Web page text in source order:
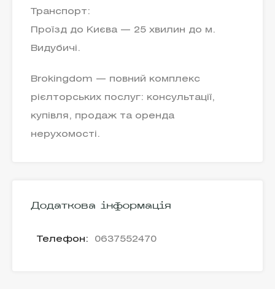
Транспорт:
Проїзд до Києва — 25 хвилин до м.
Видубичі.
Brokingdom — повний комплекс
рієлторських послуг: консультації,
купівля, продаж та оренда
нерухомості.
Додаткова інформація
Телефон: 0637552470